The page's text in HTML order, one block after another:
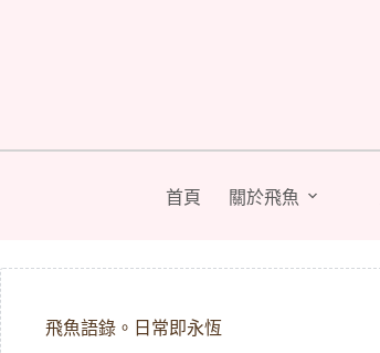
容
首頁 關於飛魚
飛魚語錄。日常即永恆